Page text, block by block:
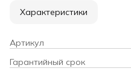
Характеристики
Артикул
Гарантийный срок